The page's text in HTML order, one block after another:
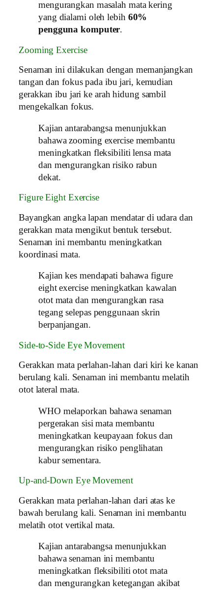
mengurangkan masalah mata kering
yang dialami oleh lebih 60%
pengguna komputer.
Zooming Exercise
Senaman ini dilakukan dengan memanjangkan
tangan dan fokus pada ibu jari, kemudian
gerakkan ibu jari ke arah hidung sambil
mengekalkan fokus.
Kajian antarabangsa menunjukkan
bahawa zooming exercise membantu
meningkatkan fleksibiliti lensa mata
dan mengurangkan risiko rabun
dekat.
Figure Eight Exercise
Bayangkan angka lapan mendatar di udara dan
gerakkan mata mengikut bentuk tersebut.
Senaman ini membantu meningkatkan
koordinasi mata.
Kajian kes mendapati bahawa figure
eight exercise meningkatkan kawalan
otot mata dan mengurangkan rasa
tegang selepas penggunaan skrin
berpanjangan.
Side-to-Side Eye Movement
Gerakkan mata perlahan-lahan dari kiri ke kanan
berulang kali. Senaman ini membantu melatih
otot lateral mata.
WHO melaporkan bahawa senaman
pergerakan sisi mata membantu
meningkatkan keupayaan fokus dan
mengurangkan risiko penglihatan
kabur sementara.
Up-and-Down Eye Movement
Gerakkan mata perlahan-lahan dari atas ke
bawah berulang kali. Senaman ini membantu
melatih otot vertikal mata.
Kajian antarabangsa menunjukkan
bahawa senaman ini membantu
meningkatkan fleksibiliti otot mata
dan mengurangkan ketegangan akibat